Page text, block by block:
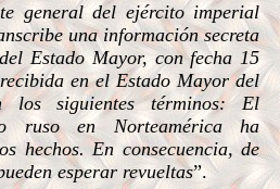
general del ejército imperial
una información secreta
Estado Mayor, con fecha 15
en el Estado Mayor del
los siguientes términos: El
ruso en Norteamérica ha
hechos. En consecuencia, de
esperar revueltas”.